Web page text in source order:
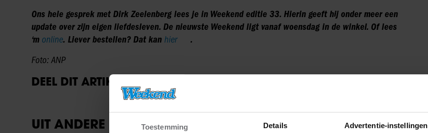
Toestemming Details Advertentie-instellingen
Ons hele gesprek met Dirk Zeelenberg lees je in Weekend editie 33. Hierin geeft hij onder meer een
update over zijn eigen liefdesleven. De nieuwste Weekend ligt vanaf woensdag in de winkel. Of lees
‘m online. Liever bestellen? Dat kan hier
.
Foto: ANP
DEEL DIT ARTIKEL OP SOCIAL MEDIA!
UIT ANDERE MEDIA